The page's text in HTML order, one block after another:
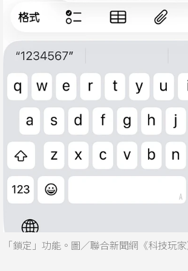
「鎖定」功能。圖／聯合新聞網《科技玩